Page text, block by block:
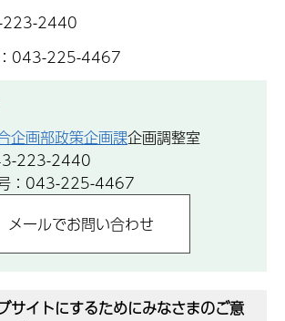
223-2440
：043-225-4467
企画部政策企画課企画調整室
223-2440
：043-225-4467
サイトにするためにみなさまのご意